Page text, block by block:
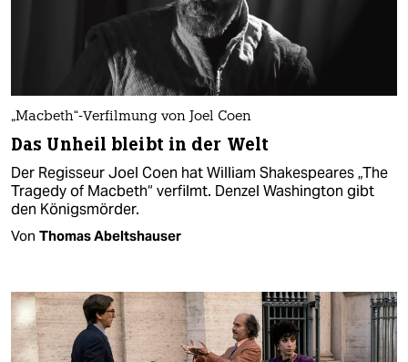
„Macbeth“-Verfilmung von Joel Coen
Das Unheil bleibt in der Welt
Der Regisseur Joel Coen hat William Shakespeares „The
Tragedy of Macbeth“ verfilmt. Denzel Washington gibt
den Königsmörder.
Von Thomas Abeltshauser